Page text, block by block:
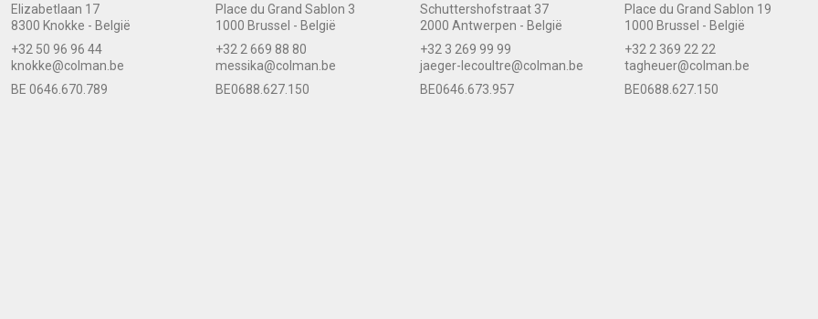
Elizabetlaan 17
8300 Knokke - België
+32 50 96 96 44
knokke@colman.be
BE 0646.670.789
Place du Grand Sablon 3
1000 Brussel - België
+32 2 669 88 80
messika@colman.be
BE0688.627.150
Schuttershofstraat 37
2000 Antwerpen - België
+32 3 269 99 99
jaeger-lecoultre@colman.be
BE0646.673.957
Place du Grand Sablon 19
1000 Brussel - België
+32 2 369 22 22
tagheuer@colman.be
BE0688.627.150